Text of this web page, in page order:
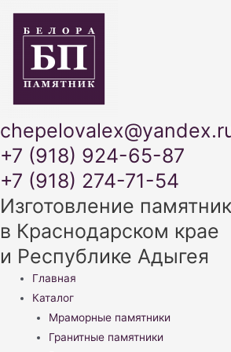
+7 (918) 924-65-87
+7 (918) 274-71-54
Изготовление
в Краснодарском крае
и Республике Адыгея
Меню
Главная
Каталог
Мраморные памятники
Гранитные памятники